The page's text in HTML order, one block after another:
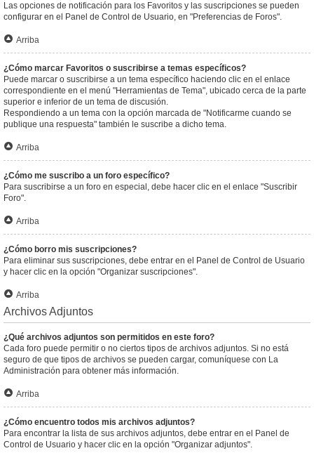
Las opciones de notificación para los Favoritos y las suscripciones se pueden
configurar en el Panel de Control de Usuario, en "Preferencias de Foros".
Arriba
¿Cómo marcar Favoritos o suscribirse a temas específicos?
Puede marcar o suscribirse a un tema específico haciendo clic en el enlace
correspondiente en el menú "Herramientas de Tema", ubicado cerca de la parte
superior e inferior de un tema de discusión.
Respondiendo a un tema con la opción marcada de "Notificarme cuando se
publique una respuesta" también le suscribe a dicho tema.
Arriba
¿Cómo me suscribo a un foro específico?
Para suscribirse a un foro en especial, debe hacer clic en el enlace "Suscribir
Foro".
Arriba
¿Cómo borro mis suscripciones?
Para eliminar sus suscripciones, debe entrar en el Panel de Control de Usuario
y hacer clic en la opción "Organizar suscripciones".
Arriba
Archivos Adjuntos
¿Qué archivos adjuntos son permitidos en este foro?
Cada foro puede permitir o no ciertos tipos de archivos adjuntos. Si no está
seguro de que tipos de archivos se pueden cargar, comuníquese con La
Administración para obtener más información.
Arriba
¿Cómo encuentro todos mis archivos adjuntos?
Para encontrar la lista de sus archivos adjuntos, debe entrar en el Panel de
Control de Usuario y hacer clic en la opción "Organizar adjuntos".